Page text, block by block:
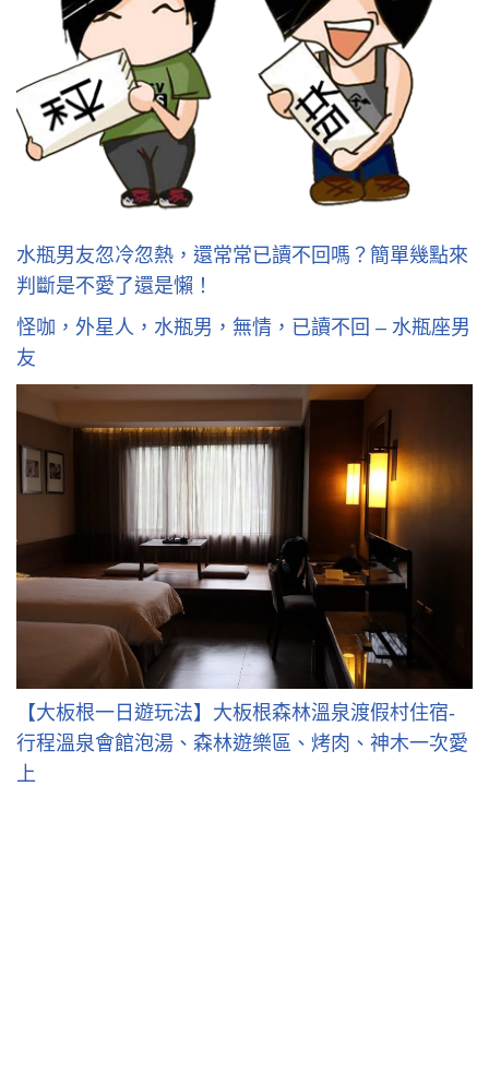
水瓶男友忽冷忽熱，還常常已讀不回嗎？簡單幾點來
判斷是不愛了還是懶！
怪咖，外星人，水瓶男，無情，已讀不回 – 水瓶座男
友
【大板根一日遊玩法】大板根森林溫泉渡假村住宿-
行程溫泉會館泡湯、森林遊樂區、烤肉、神木一次愛
上